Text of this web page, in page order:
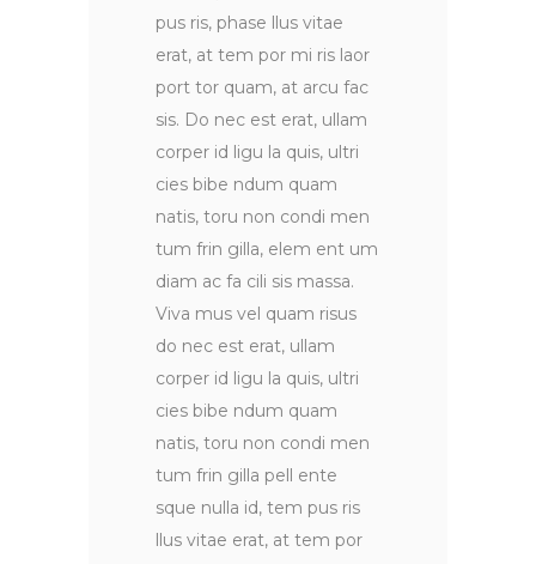
pus ris, phase llus vitae
erat, at tem por mi ris laor
port tor quam, at arcu fac
sis. Do nec est erat, ullam
corper id ligu la quis, ultri
cies bibe ndum quam
natis, toru non condi men
tum frin gilla, elem ent um
diam ac fa cili sis massa.
Viva mus vel quam risus
do nec est erat, ullam
corper id ligu la quis, ultri
cies bibe ndum quam
natis, toru non condi men
tum frin gilla pell ente
sque nulla id, tem pus ris
llus vitae erat, at tem por